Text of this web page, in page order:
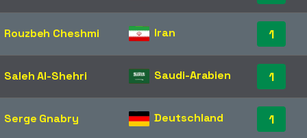
Rouzbeh Cheshmi Iran 1
Saleh Al-Shehri Saudi-Arabien 1
Serge Gnabry Deutschland 1